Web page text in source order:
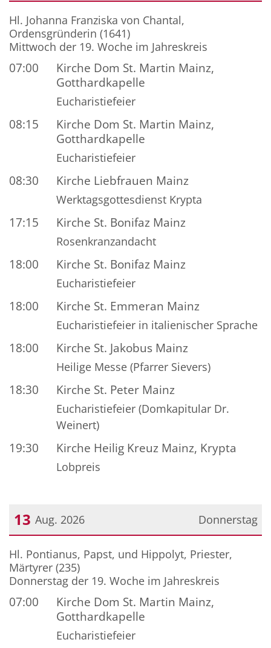
Datum: 12. August 2026
Hl. Johanna Franziska von Chantal,
Ordensgründerin (1641)
Mittwoch der 19. Woche im Jahreskreis
07:00
Kirche Dom St. Martin Mainz,
Gotthardkapelle
Eucharistiefeier
08:15
Kirche Dom St. Martin Mainz,
Gotthardkapelle
Eucharistiefeier
08:30 Kirche Liebfrauen Mainz
Werktagsgottesdienst Krypta
17:15 Kirche St. Bonifaz Mainz
Rosenkranzandacht
18:00 Kirche St. Bonifaz Mainz
Eucharistiefeier
18:00 Kirche St. Emmeran Mainz
Eucharistiefeier in italienischer Sprache
18:00 Kirche St. Jakobus Mainz
Heilige Messe (Pfarrer Sievers)
18:30 Kirche St. Peter Mainz
Eucharistiefeier (Domkapitular Dr.
Weinert)
19:30 Kirche Heilig Kreuz Mainz, Krypta
Lobpreis
Donnerstag
13 Aug. 2026
Datum: 13. August 2026
Hl. Pontianus, Papst, und Hippolyt, Priester,
Märtyrer (235)
Donnerstag der 19. Woche im Jahreskreis
07:00
Kirche Dom St. Martin Mainz,
Gotthardkapelle
Eucharistiefeier